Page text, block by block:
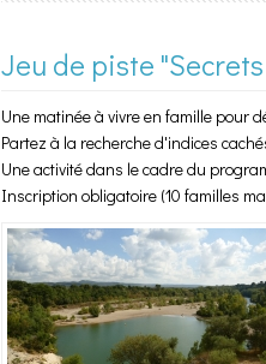
Jeu de piste
Une matinée à vivre en famille pour
Partez à la recherche d'indices
Une activité dans le cadre du
Inscription obligatoire (10 familles